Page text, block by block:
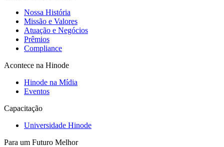
Nossa História
Missão e Valores
Atuação e Negócios
Prêmios
Compliance
Acontece na Hinode
Hinode na Mídia
Eventos
Capacitação
Universidade Hinode
Para um Futuro Melhor